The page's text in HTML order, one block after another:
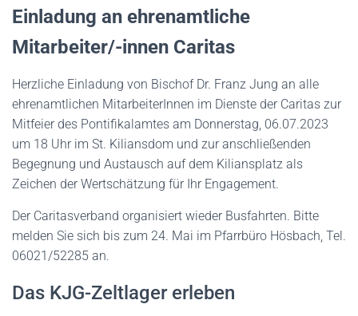
Einladung an ehrenamtliche
Mitarbeiter/-innen Caritas
Herzliche Einladung von Bischof Dr. Franz Jung an alle
ehrenamtlichen MitarbeiterInnen im Dienste der Caritas zur
Mitfeier des Pontifikalamtes am Donnerstag, 06.07.2023
um 18 Uhr im St. Kiliansdom und zur anschließenden
Begegnung und Austausch auf dem Kiliansplatz als
Zeichen der Wertschätzung für Ihr Engagement.
Der Caritasverband organisiert wieder Busfahrten. Bitte
melden Sie sich bis zum 24. Mai im Pfarrbüro Hösbach, Tel.
06021/52285 an.
Das KJG-Zeltlager erleben